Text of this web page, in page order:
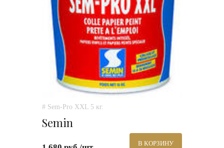
# Sem-Pro XXL 5 кг.
Semin
В КОРЗИНУ